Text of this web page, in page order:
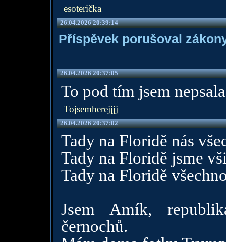
esoterička
26.04.2026 20:39:14
Příspěvek porušoval
26.04.2026 20:37:05
To pod tím jsem
Tojsemherejjjj
26.04.2026 20:37:02
Tady na Floridě nás
Tady na Floridě jsme
Tady na Floridě
Jsem Amík,
černochů.